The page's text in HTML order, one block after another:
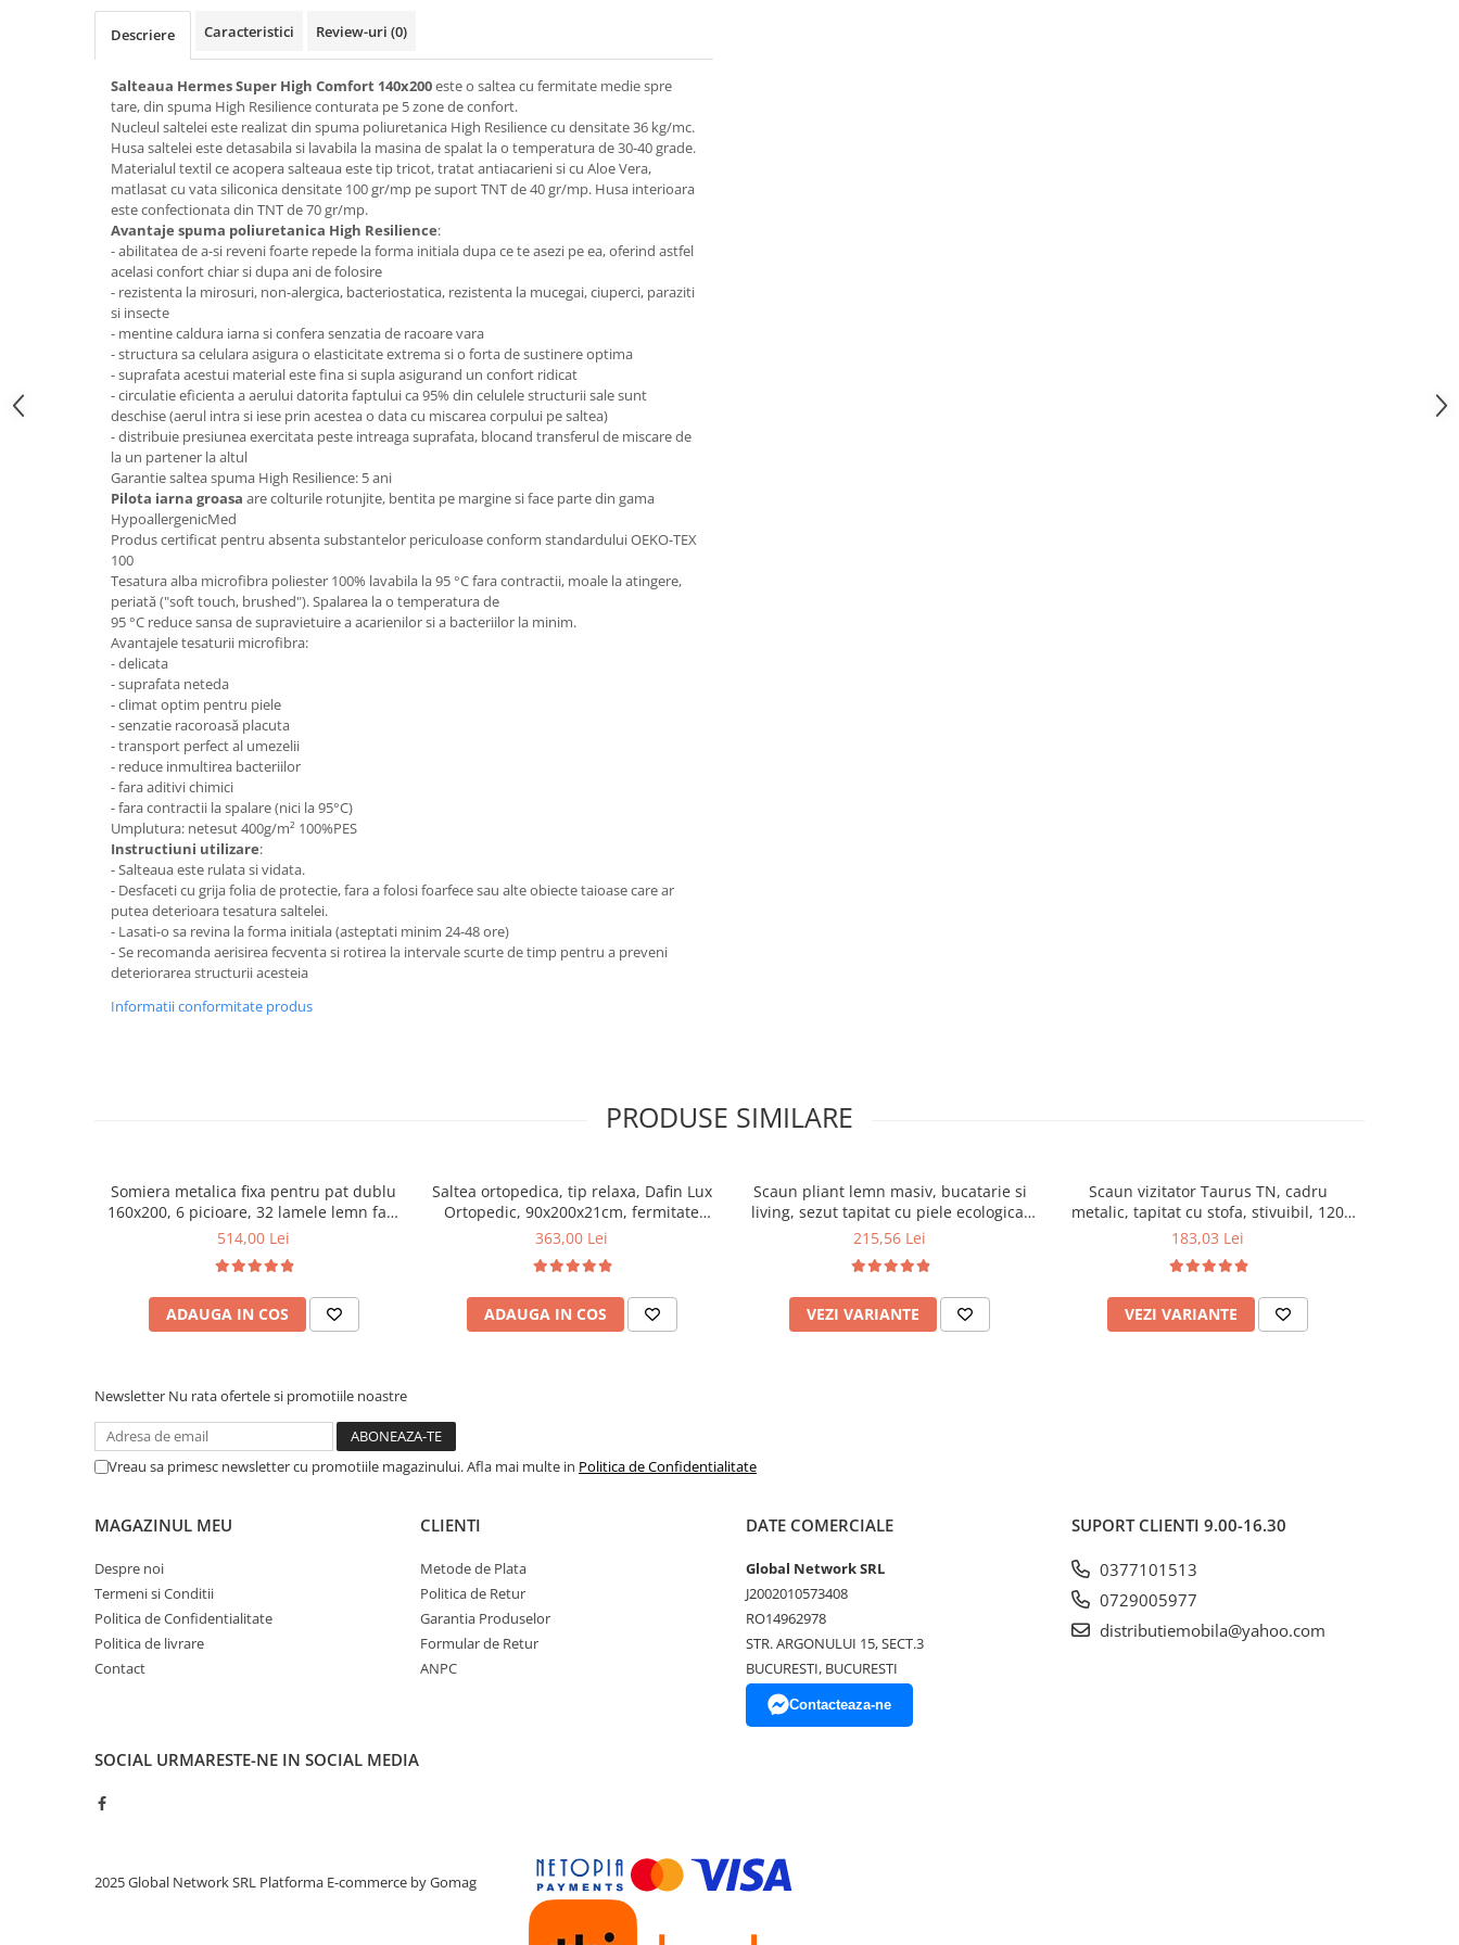
Top saltele 10 cm
Top saltele memory 5 cm
Top saltele MemoHR 6.5 cm
Saltele ieftine
Saltele cu plasa de arcuri
Saltele cu spuma
Scaune manager
Mobilier bucatarie
Mese bucatarie
Scaune pentru bucatarie
Mobila bucatarie
Seturi mese si scaune bucatarie
Suporturi si rafturi pantofi
Portmantouri
Seturi mobilier hol
Suport pentru umerase
Etajere
Mobilier gradinita
Mese gradinita
Scaune gradinita
Set mese si scaune gradinita
Mobilier copii
Mobila camera copii
Scaune birou pentru copii
Saltele patuturi copii
Masa si scaune gradinita
Seturi comode living si dormitor
Descriere Caracteristici Review-uri (0)
Salteaua Hermes Super High Comfort 140x200este o saltea cu fermitate medie spre
tare, din spuma High Resilience conturata pe 5 zone de confort.
Nucleul saltelei este realizat din spuma poliuretanica High Resilience cu densitate 36 kg/mc.
Husa saltelei este detasabila si lavabila la masina de spalat la o temperatura de 30-40 grade.
Materialul textil ce acopera salteaua este tip tricot, tratat antiacarieni si cu Aloe Vera,
matlasat cu vata siliconica densitate 100 gr/mp pe suport TNT de 40 gr/mp. Husa interioara
este confectionata din TNT de 70 gr/mp.
Avantaje spuma poliuretanica High Resilience:
- abilitatea de a-si reveni foarte repede la forma initiala dupa ce te asezi pe ea, oferind astfel
acelasi confort chiar si dupa ani de folosire
- rezistenta la mirosuri, non-alergica, bacteriostatica, rezistenta la mucegai, ciuperci, paraziti
si insecte
- mentine caldura iarna si confera senzatia de racoare vara
- structura sa celulara asigura o elasticitate extrema si o forta de sustinere optima
- suprafata acestui material este fina si supla asigurand un confort ridicat
- circulatie eficienta a aerului datorita faptului ca 95% din celulele structurii sale sunt
deschise (aerul intra si iese prin acestea o data cu miscarea corpului pe saltea)
- distribuie presiunea exercitata peste intreaga suprafata, blocand transferul de miscare de
la un partener la altul
Garantie saltea spuma High Resilience: 5 ani
Pilota iarna groasa are colturile rotunjite, bentita pe margine si face parte din gama
HypoallergenicMed
Produs certificat pentru absenta substantelor periculoase conform standardului OEKO-TEX
100
Tesatura alba microfibra poliester 100% lavabila la 95 °C fara contractii, moale la atingere,
periată ("soft touch, brushed"). Spalarea la o temperatura de
95 °C reduce sansa de supravietuire a acarienilor si a bacteriilor la minim.
Avantajele tesaturii microfibra:
- delicata
- suprafata neteda
- climat optim pentru piele
- senzatie racoroasă placuta
- transport perfect al umezelii
- reduce inmultirea bacteriilor
- fara aditivi chimici
- fara contractii la spalare (nici la 95°C)
Umplutura: netesut 400g/m² 100%PES
Instructiuni utilizare:
- Salteaua este rulata si vidata.
- Desfaceti cu grija folia de protectie, fara a folosi foarfece sau alte obiecte taioase care ar
putea deterioara tesatura saltelei.
- Lasati-o sa revina la forma initiala (asteptati minim 24-48 ore)
- Se recomanda aerisirea fecventa si rotirea la intervale scurte de timp pentru a preveni
deteriorarea structurii acesteia
Informatii conformitate produs
PRODUSE SIMILARE
Somiera metalica fixa pentru pat dublu
160x200, 6 picioare, 32 lamele lemn fag,
benzi textile, suport saltea ferm, negru
514,00 Lei
ADAUGA IN COS
Saltea ortopedica, tip relaxa, Dafin Lux
Ortopedic, 90x200x21cm, fermitate
medie, cu plasa de arcuri tip Bonell, fata
Salt Confort
363,00 Lei
ADAUGA IN COS
Scaun pliant lemn masiv, bucatarie si
living, sezut tapitat cu piele ecologica,
100 kg, cires
215,56 Lei
VEZI VARIANTE
Scaun vizitator Taurus TN, cadru
metalic, tapitat cu stofa, stivuibil, 120
kg, negru
183,03 Lei
VEZI VARIANTE
Newsletter Nu rata ofertele si promotiile noastre
Vreau sa primesc newsletter cu promotiile magazinului. Afla mai multe in Politica de Confidentialitate
MAGAZINUL MEU
Despre noi
Termeni si Conditii
Politica de Confidentialitate
Politica de livrare
Contact
CLIENTI
Metode de Plata
Politica de Retur
Garantia Produselor
Formular de Retur
ANPC
DATE COMERCIALE
Global Network SRL
J2002010573408
RO14962978
STR. ARGONULUI 15, SECT.3
BUCURESTI, BUCURESTI
Contacteaza-ne
SUPORT CLIENTI 9.00-16.30
0377101513
0729005977
distributiemobila@yahoo.com
SOCIAL URMARESTE-NE IN SOCIAL MEDIA
2025 Global Network SRL Platforma E-commerce by Gomag